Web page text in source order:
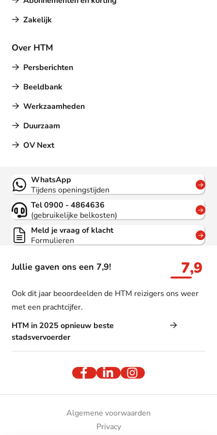
Zakelijk
Over HTM
Persberichten
Beeldbank
Werkzaamheden
Duurzaam
OV Next
Jullie gaven ons een 7,9! 7,9
Ook dit jaar beoordeelden de HTM reizigers ons weer
met een prachtcijfer.
HTM in 2025 opnieuw beste
stadsvervoerder
Contact
WhatsApp
Tijdens openingstijden
Tel 0900 - 4864636
(gebruikelijke belkosten)
Meld je vraag of klacht
Formulieren
Algemene voorwaarden
Privacy